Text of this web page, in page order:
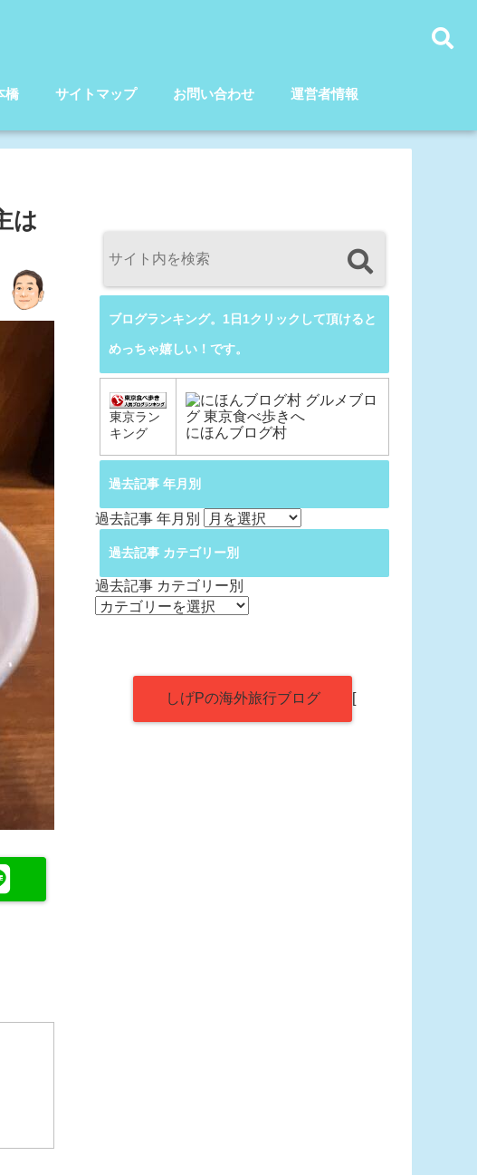
橋 サイトマップ お問い合わせ 運営者情報
は
ブログランキング。1日1クリックして頂けると
めっちゃ嬉しい！です。
東京ラン
キング
にほんブログ村
過去記事 年月別
過去記事 年月別
過去記事 カテゴリー別
過去記事 カテゴリー別
しげPの海外旅行ブログ [